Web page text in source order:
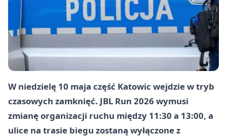
W niedzielę 10 maja część Katowic wejdzie w tryb
czasowych zamknięć. JBL Run 2026 wymusi
zmianę organizacji ruchu między 11:30 a 13:00, a
ulice na trasie biegu zostaną wyłączone z